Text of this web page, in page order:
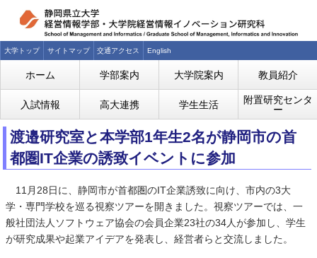
大学トップ サイトマップ 交通アクセス English
ホーム 学部案内 大学院案内 教員紹介
入試情報 高大連携 学生生活
附置研究センタ
ー
渡邉研究室と本学部1年生2名が静岡市の首
都圏IT企業の誘致イベントに参加
11月28日に、静岡市が首都圏のIT企業誘致に向け、市内の3大
学・専門学校を巡る視察ツアーを開きました。視察ツアーでは、一
般社団法人ソフトウェア協会の会員企業23社の34人が参加し、学生
が研究成果や起業アイデアを発表し、経営者らと交流しました。